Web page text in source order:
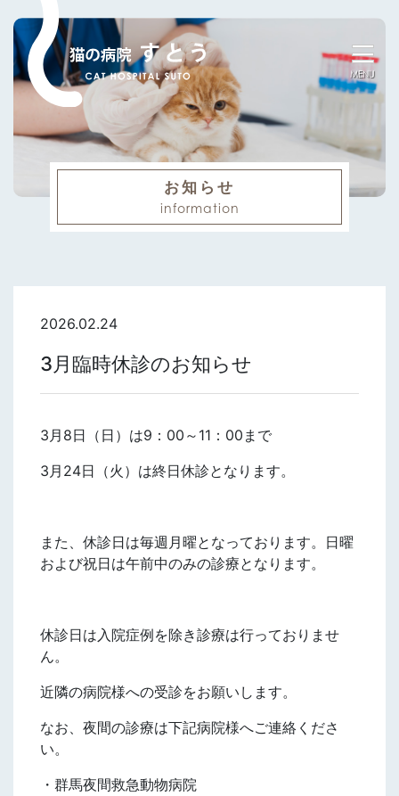
MENU
お知らせ
information
2026.02.24
3月臨時休診のお知らせ
3月8日（日）は9：00～11：00まで
3月24日（火）は終日休診となります。
また、休診日は毎週月曜となっております。日曜
および祝日は午前中のみの診療となります。
休診日は入院症例を除き診療は行っておりませ
ん。
近隣の病院様への受診をお願いします。
なお、夜間の診療は下記病院様へご連絡くださ
い。
・群馬夜間救急動物病院